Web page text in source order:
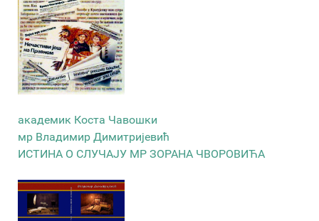
академик Коста Чавошки
мр Владимир Димитријевић
ИСТИНА О СЛУЧАЈУ МР ЗОРАНА ЧВОРОВИЋА